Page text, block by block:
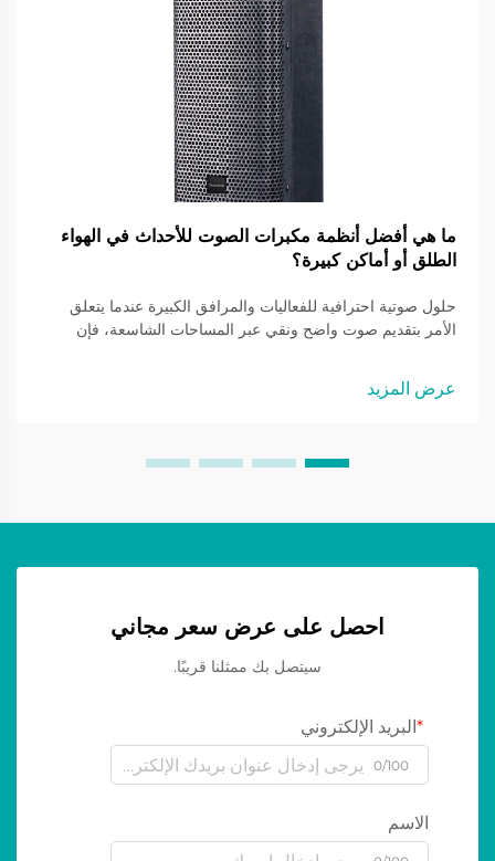
ما هي أفضل أنظمة مكبرات الصوت للأحداث في الهواء
الطلق أو أماكن كبيرة؟
حلول صوتية احترافية للفعاليات والمرافق الكبيرة عندما يتعلق
الأمر بتقديم صوت واضح ونقي عبر المساحات الشاسعة، فإن
تجارب صوتية غامرة. سواء في المهرجانات الموسيقية أو الفعاليات
الرياضية...
عرض المزيد
احصل على عرض سعر مجاني
سيتصل بك ممثلنا قريبًا.
البريد الإلكتروني
0/100
الاسم